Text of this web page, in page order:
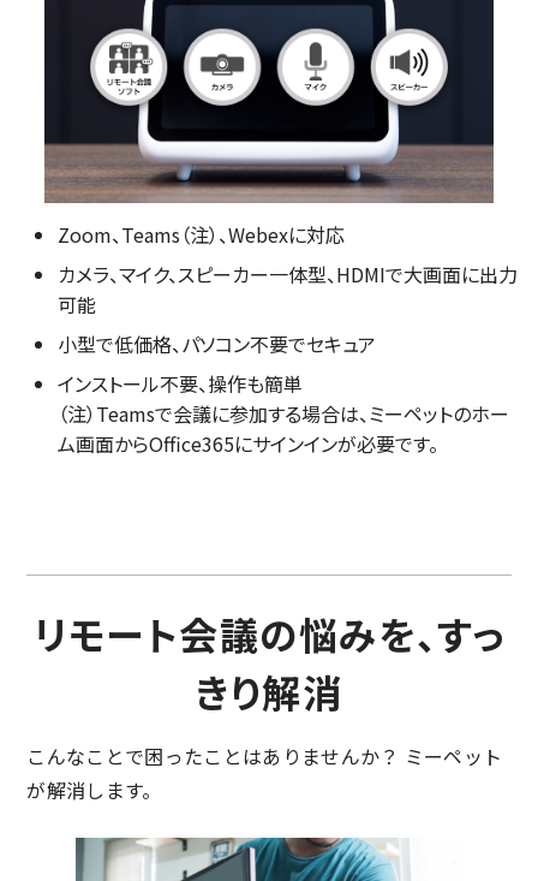
Zoom、Teams（注）、Webexに対応
カメラ、マイク、スピーカー一体型、HDMIで大画面に出力
可能
小型で低価格、パソコン不要でセキュア
インストール不要、操作も簡単
（注）Teamsで会議に参加する場合は、ミーペットのホー
ム画面からOffice365にサインインが必要です。
リモート会議の悩みを、すっ
きり解消
こんなことで困ったことはありませんか？ ミーペット
が解消します。